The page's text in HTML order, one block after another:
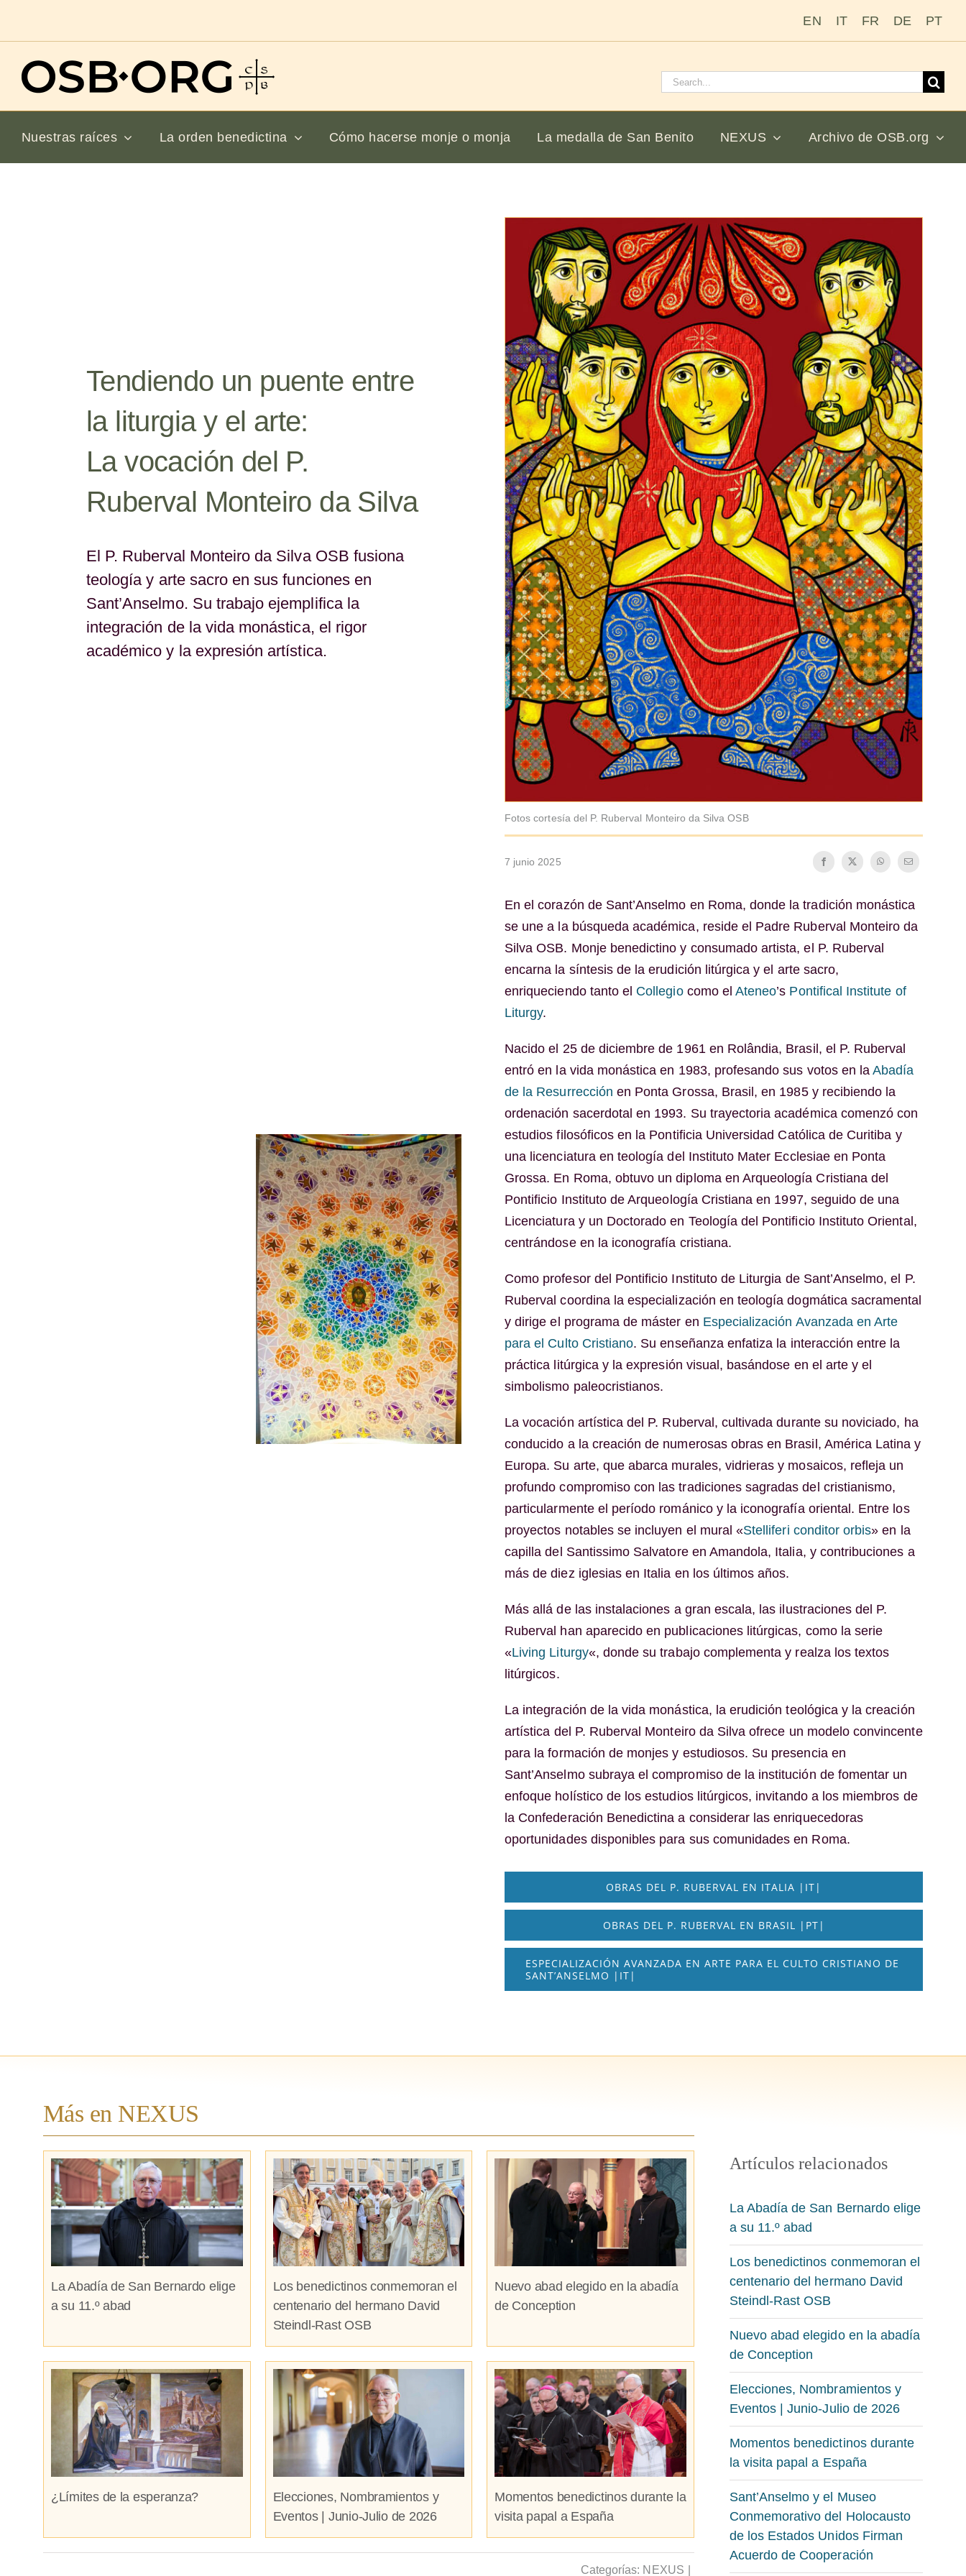
EN IT FR DE PT
Buscar:
Nuestras raíces La orden benedictina Cómo hacerse monje o monja La medalla de San Benito NEXUS Archivo de OSB.org
Tendiendo un puente entre
la liturgia y el arte:
La vocación del P.
Ruberval Monteiro da Silva
El P. Ruberval Monteiro da Silva OSB fusiona
teología y arte sacro en sus funciones en
Sant’Anselmo. Su trabajo ejemplifica la
integración de la vida monástica, el rigor
académico y la expresión artística.
Fotos cortesía del P. Ruberval Monteiro da Silva OSB
7 junio 2025
En el corazón de Sant’Anselmo en Roma, donde la tradición monástica
se une a la búsqueda académica, reside el Padre Ruberval Monteiro da
Silva OSB. Monje benedictino y consumado artista, el P. Ruberval
encarna la síntesis de la erudición litúrgica y el arte sacro,
enriqueciendo tanto el Collegiocomo elAteneo’s Pontifical Institute of
Liturgy.
Nacido el 25 de diciembre de 1961 en Rolândia, Brasil, el P. Ruberval
entró en la vida monástica en 1983, profesando sus votos en laAbadía
de la Resurrección en Ponta Grossa, Brasil, en 1985 y recibiendo la
ordenación sacerdotal en 1993. Su trayectoria académica comenzó con
estudios filosóficos en la Pontificia Universidad Católica de Curitiba y
una licenciatura en teología del Instituto Mater Ecclesiae en Ponta
Grossa. En Roma, obtuvo un diploma en Arqueología Cristiana del
Pontificio Instituto de Arqueología Cristiana en 1997, seguido de una
Licenciatura y un Doctorado en Teología del Pontificio Instituto Oriental,
centrándose en la iconografía cristiana.
Como profesor del Pontificio Instituto de Liturgia de Sant’Anselmo, el P.
Ruberval coordina la especialización en teología dogmática sacramental
y dirige el programa de máster en Especialización Avanzada en Arte
para el Culto Cristiano. Su enseñanza enfatiza la interacción entre la
práctica litúrgica y la expresión visual, basándose en el arte y el
simbolismo paleocristianos.
La vocación artística del P. Ruberval, cultivada durante su noviciado, ha
conducido a la creación de numerosas obras en Brasil, América Latina y
Europa. Su arte, que abarca murales, vidrieras y mosaicos, refleja un
profundo compromiso con las tradiciones sagradas del cristianismo,
particularmente el período románico y la iconografía oriental. Entre los
proyectos notables se incluyen el mural «Stelliferi conditor orbis» en la
capilla del Santissimo Salvatore en Amandola, Italia, y contribuciones a
más de diez iglesias en Italia en los últimos años.
Más allá de las instalaciones a gran escala, las ilustraciones del P.
Ruberval han aparecido en publicaciones litúrgicas, como la serie
«Living Liturgy«, donde su trabajo complementa y realza los textos
litúrgicos.
La integración de la vida monástica, la erudición teológica y la creación
artística del P. Ruberval Monteiro da Silva ofrece un modelo convincente
para la formación de monjes y estudiosos. Su presencia en
Sant’Anselmo subraya el compromiso de la institución de fomentar un
enfoque holístico de los estudios litúrgicos, invitando a los miembros de
la Confederación Benedictina a considerar las enriquecedoras
oportunidades disponibles para sus comunidades en Roma.
OBRAS DEL P. RUBERVAL EN ITALIA |IT|
OBRAS DEL P. RUBERVAL EN BRASIL |PT|
ESPECIALIZACIÓN AVANZADA EN ARTE PARA EL CULTO CRISTIANO DE
SANT’ANSELMO |IT|
Más en NEXUS
La Abadía de San Bernardo elige
a su 11.º abad
Los benedictinos conmemoran el
centenario del hermano David
Steindl-Rast OSB
Nuevo abad elegido en la abadía
de Conception
¿Límites de la esperanza?
Elecciones, Nombramientos y
Eventos | Junio-Julio de 2026
Momentos benedictinos durante la
visita papal a España
Categorías: NEXUS
Artículos relacionados
La Abadía de San Bernardo elige
a su 11.º abad
Los benedictinos conmemoran el
centenario del hermano David
Steindl-Rast OSB
Nuevo abad elegido en la abadía
de Conception
Elecciones, Nombramientos y
Eventos | Junio-Julio de 2026
Momentos benedictinos durante
la visita papal a España
Sant’Anselmo y el Museo
Conmemorativo del Holocausto
de los Estados Unidos Firman
Acuerdo de Cooperación